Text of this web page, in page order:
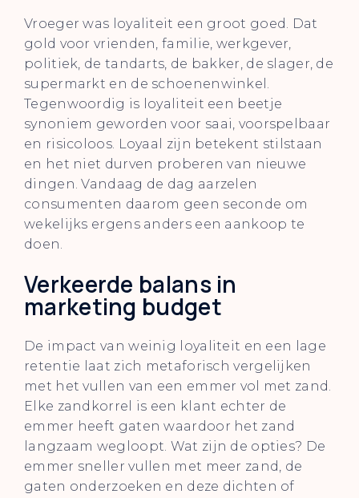
Vroeger was loyaliteit een groot goed. Dat
gold voor vrienden, familie, werkgever,
politiek, de tandarts, de bakker, de slager, de
supermarkt en de schoenenwinkel.
Tegenwoordig is loyaliteit een beetje
synoniem geworden voor saai, voorspelbaar
en risicoloos. Loyaal zijn betekent stilstaan
en het niet durven proberen van nieuwe
dingen. Vandaag de dag aarzelen
consumenten daarom geen seconde om
wekelijks ergens anders een aankoop te
doen.
Verkeerde balans in
marketing budget
De impact van weinig loyaliteit en een lage
retentie laat zich metaforisch vergelijken
met het vullen van een emmer vol met zand.
Elke zandkorrel is een klant echter de
emmer heeft gaten waardoor het zand
langzaam wegloopt. Wat zijn de opties? De
emmer sneller vullen met meer zand, de
gaten onderzoeken en deze dichten of